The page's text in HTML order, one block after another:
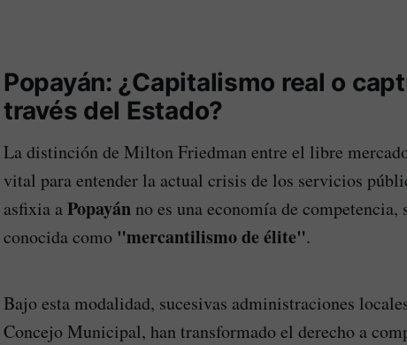
Popayán: ¿Capitalismo real o
través del Estado?
La distinción de Milton Friedman entre el libre
vital para entender la actual crisis de los servicios
asfixia aPopayán no es una economía de
conocida como "mercantilismo de élite".
Bajo esta modalidad, sucesivas administraciones
Concejo Municipal, han transformado el derecho a